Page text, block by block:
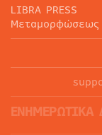
LIBRA PRESS
ΕΝΗΜΕΡΩΤΙΚΑ